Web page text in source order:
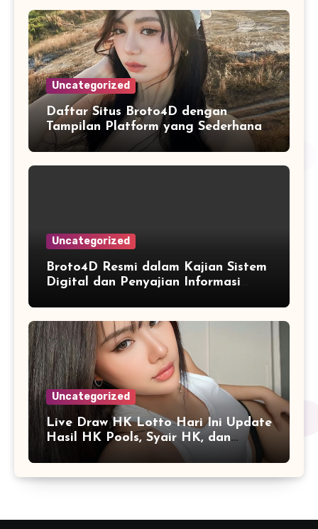
Uncategorized
Daftar Situs Broto4D dengan
Tampilan Platform yang Sederhana
dan Nyaman
Uncategorized
Broto4D Resmi dalam Kajian Sistem
Digital dan Penyajian Informasi
Uncategorized
Live Draw HK Lotto Hari Ini Update
Hasil HK Pools, Syair HK, dan
Prediksi Terbaru